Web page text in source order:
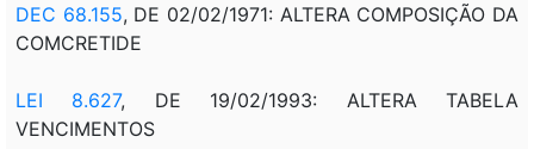
DEC 68.155, DE 02/02/1971: ALTERA COMPOSIÇÃO DA
COMCRETIDE
LEI 8.627, DE 19/02/1993: ALTERA TABELA
VENCIMENTOS